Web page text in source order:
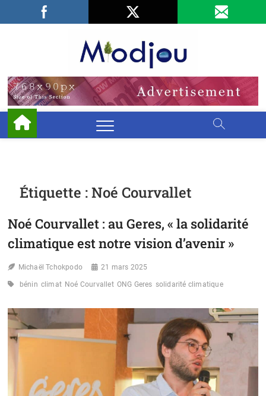
Facebook
LinkedIn
Étiquette :Noé Courvallet
Noé Courvallet : au Geres, « la solidarité
climatique est notre vision d’avenir »
Michaël Tchokpodo 21 mars 2025
bénin climat Noé Courvallet ONG Geres solidarité climatique